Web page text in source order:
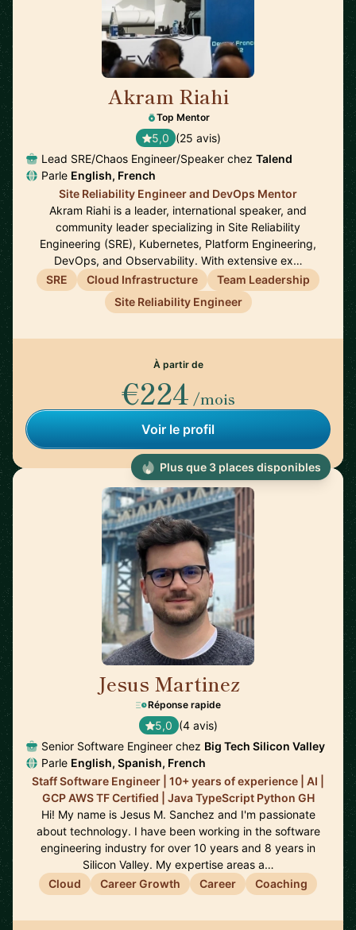
Akram Riahi
Top Mentor
5,0 (25 avis)
Lead SRE/Chaos Engineer/Speaker chez Talend
Parle English, French
Site Reliability Engineer and DevOps Mentor
Akram Riahi is a leader, international speaker, and
community leader specializing in Site Reliability
Engineering (SRE), Kubernetes, Platform Engineering,
DevOps, and Observability. With extensive ex…
SRE
Cloud Infrastructure
Team Leadership
Site Reliability Engineer
À partir de
€224 /mois
Voir le profil
Jesus Martinez
Réponse rapide
5,0 (4 avis)
Senior Software Engineer chez Big Tech Silicon Valley
Parle English, Spanish, French
Staff Software Engineer | 10+ years of experience | AI |
GCP AWS TF Certified | Java TypeScript Python GH
Hi! My name is Jesus M. Sanchez and I'm passionate
about technology. I have been working in the software
engineering industry for over 10 years and 8 years in
Silicon Valley. My expertise areas a…
Cloud
Career Growth Career Coaching
Plus que 3 places disponibles